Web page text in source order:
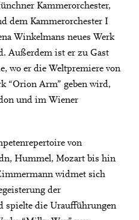
Kammerorchester,
dem Kammerorchester I
Winkelmans neues Werk
Außerdem ist er zu Gast
wo er die Weltpremiere von
“Orion Arm” geben wird,
und im Wiener
von
Hummel, Mozart bis hin
widmet sich
der
spielte die Uraufführungen